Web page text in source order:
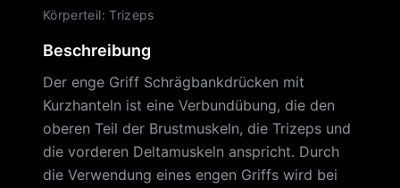
Körperteil: Trizeps
Beschreibung
Der enge Griff Schrägbankdrücken mit
Kurzhanteln ist eine Verbundübung, die den
oberen Teil der Brustmuskeln, die Trizeps und
die vorderen Deltamuskeln anspricht. Durch
die Verwendung eines engen Griffs wird bei